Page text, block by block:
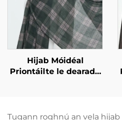
Hijab Móidéal
Priontáilte le dearadh
Tugann roghnú an vela hijab